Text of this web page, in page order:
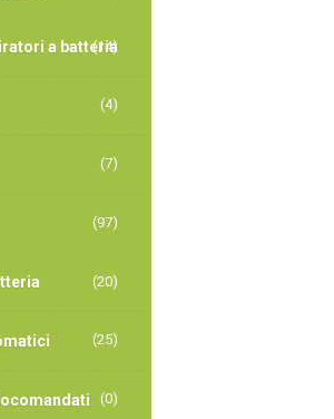
a batteria
(14)
(4)
(7)
(97)
(20)
(25)
(0)